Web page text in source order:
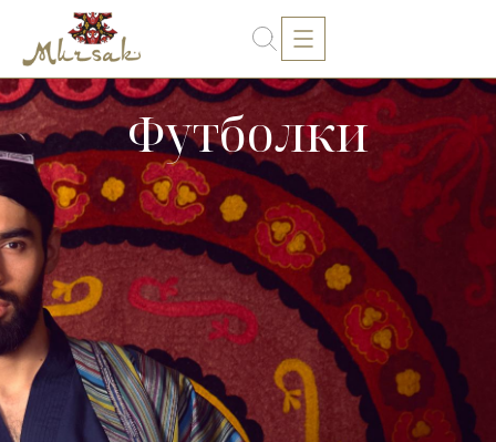
Футболки